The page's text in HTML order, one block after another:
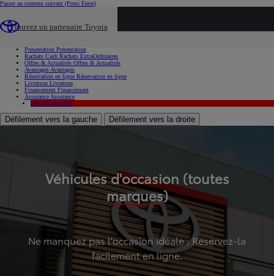
Passer au contenu suivant (Press Enter)
Trouvez un partenaire Toyota
Présentation Présentation
Rachats Cash Rachats ExtraOrdinaires
Offres & Actualités Offres & Actualités
Avantages Avantages
Réservation en ligne Réservation en ligne
Livraison Livraison
Financement Financement
Assurance Assurance
Hybride Hybride
Défilement vers la gauche Défilement vers la droite
Véhicules d'occasion (toutes
marques)
Ne manquez pas l'occasion idéale : Réservez-la
facilement en ligne.